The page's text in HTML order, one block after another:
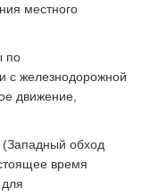
местного
по
с железнодорожной
движение,
(Западный обход
время